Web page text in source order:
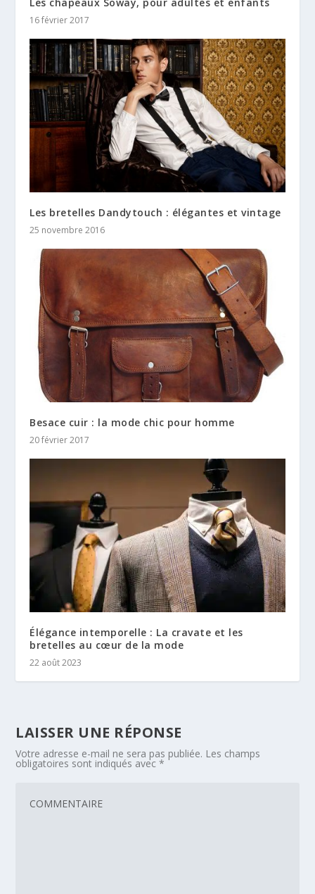
16 février 2017
Les bretelles Dandytouch : élégantes et vintage
25 novembre 2016
Besace cuir : la mode chic pour homme
20 février 2017
Élégance intemporelle : La cravate et les
bretelles au cœur de la mode
22 août 2023
LAISSER UNE RÉPONSE
Votre adresse e-mail ne sera pas publiée. Les champs
obligatoires sont indiqués avec*